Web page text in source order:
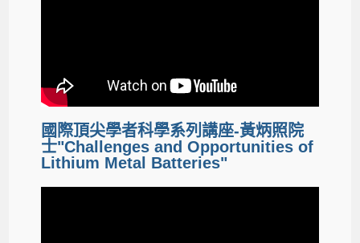
國際頂尖學者科學系列講座-黃炳照院
士"Challenges and Opportunities of
Lithium Metal Batteries"